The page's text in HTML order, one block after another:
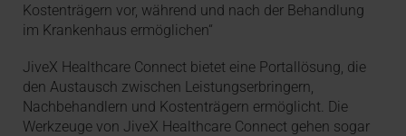
Kostenträgern vor, während und nach der Behandlung
im Krankenhaus ermöglichen“
JiveX Healthcare Connect bietet eine Portallösung, die
den Austausch zwischen Leistungserbringern,
Nachbehandlern und Kostenträgern ermöglicht. Die
Werkzeuge von JiveX Healthcare Connect gehen sogar